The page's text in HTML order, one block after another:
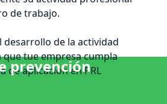
de trabajo.
desarrollo de la actividad
tue empresa cumpla
de aplicación en PRL
prevención